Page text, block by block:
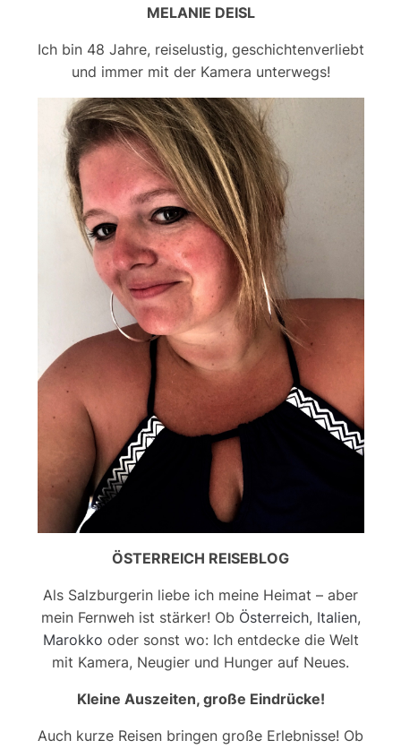
MELANIE DEISL
Ich bin 48 Jahre, reiselustig, geschichtenverliebt
und immer mit der Kamera unterwegs!
ÖSTERREICH REISEBLOG
Als Salzburgerin liebe ich meine Heimat – aber
mein Fernweh ist stärker! Ob Österreich, Italien,
Marokko oder sonst wo: Ich entdecke die Welt
mit Kamera, Neugier und Hunger auf Neues.
Kleine Auszeiten, große Eindrücke!
Auch kurze Reisen bringen große Erlebnisse! Ob